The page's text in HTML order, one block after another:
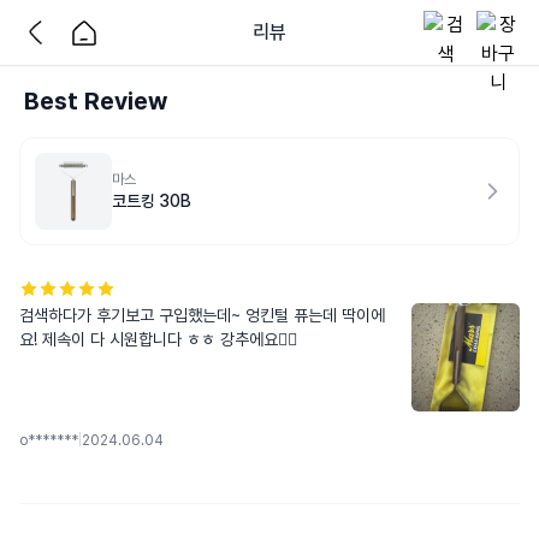
리뷰
Best Review
마스
코트킹 30B
검색하다가 후기보고 구입했는데~ 엉킨털 퓨는데 딱이에
요! 제속이 다 시원합니다 ㅎㅎ 강추에요👍🏻
o******* 2024.06.04